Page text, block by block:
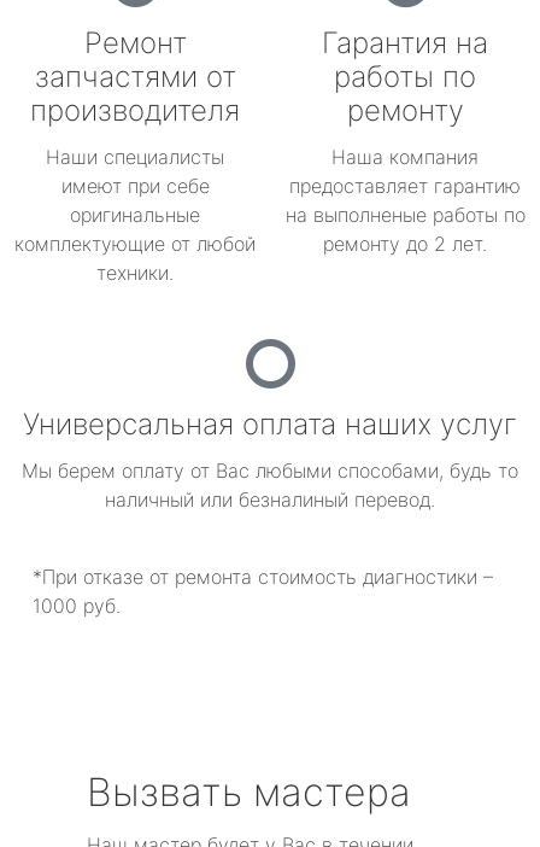
Ремонт
запчастями от
производителя
Наши специалисты
имеют при себе
оригинальные
комплектующие от любой
техники.
Гарантия на
работы по
ремонту
Наша компания
предоставляет гарантию
на выполненые работы по
ремонту до 2 лет.
Универсальная оплата наших услуг
Мы берем оплату от Вас любыми способами, будь то
наличный или безналиный перевод.
*При отказе от ремонта стоимость диагностики –
1000 руб.
Вызвать мастера